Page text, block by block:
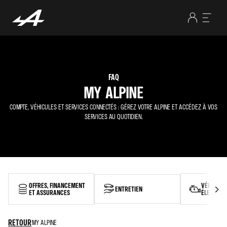
FAQ
MY ALPINE
COMPTE, VÉHICULES ET SERVICES CONNECTÉS : GÉREZ VOTRE ALPINE ET ACCÉDEZ À VOS
SERVICES AU QUOTIDIEN.
RETOURMY ALPINE
OFFRES, FINANCEMENT
ET ASSURANCES
ENTRETIEN